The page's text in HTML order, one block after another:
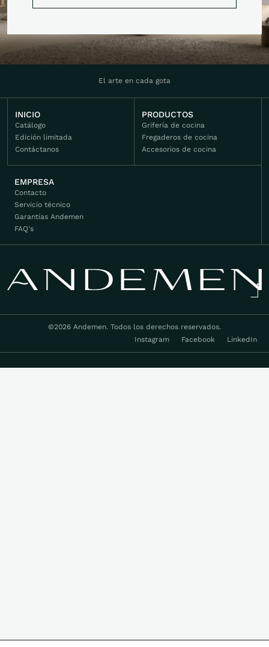
El arte en cada gota
INICIO
Catálogo
Edición limitada
Contáctanos
PRODUCTOS
Grifería de cocina
Fregaderos de cocina
Accesorios de cocina
EMPRESA
Contacto
Servicio técnico
Garantías Andemen
FAQ's
©2026 Andemen. Todos los derechos reservados.
Instagram
Facebook LinkedIn